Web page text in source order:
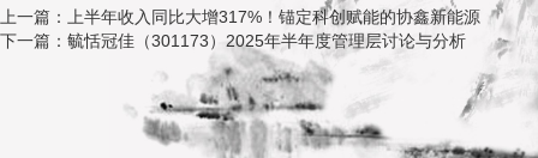
上一篇：上半年收入同比大增317%！锚定科创赋能的协鑫新能源
下一篇：毓恬冠佳（301173）2025年半年度管理层讨论与分析